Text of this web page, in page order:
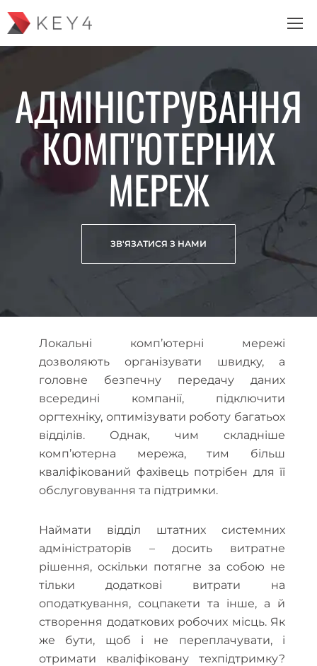
АДМІНІСТРУВАННЯ
КОМП'ЮТЕРНИХ
МЕРЕЖ
ЗВ'ЯЗАТИСЯ З НАМИ
Локальні комп’ютерні мережі
дозволяють організувати швидку, а
головне безпечну передачу даних
всередині компанії, підключити
оргтехніку, оптимізувати роботу багатьох
відділів. Однак, чим складніше
комп’ютерна мережа, тим більш
кваліфікований фахівець потрібен для її
обслуговування та підтримки.
Наймати відділ штатних системних
адміністраторів – досить витратне
рішення, оскільки потягне за собою не
тільки додаткові витрати на
оподаткування, соцпакети та інше, а й
створення додаткових робочих місць. Як
же бути, щоб і не переплачувати, і
отримати кваліфіковану техпідтримку?